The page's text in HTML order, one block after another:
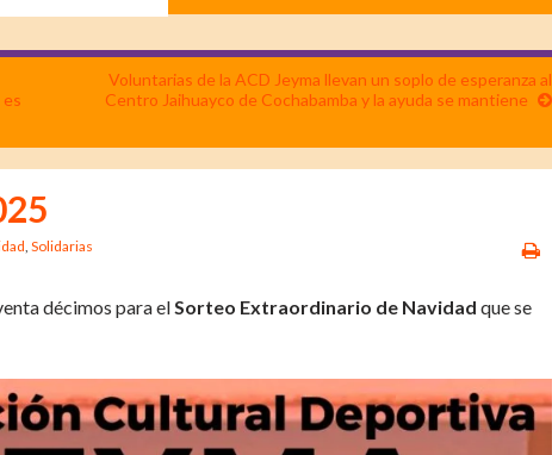
es
Voluntarias de la ACD Jeyma llevan un soplo de esperanza al
Centro Jaihuayco de Cochabamba y la ayuda se mantiene
Solidarias
décimos para el Sorteo Extraordinario de Navidad que se